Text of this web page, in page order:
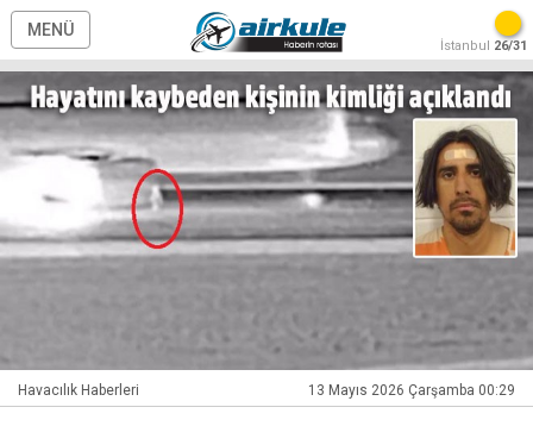
MENÜ
İstanbul 26/31
Havacılık Haberleri 13 Mayıs 2026 Çarşamba 00:29